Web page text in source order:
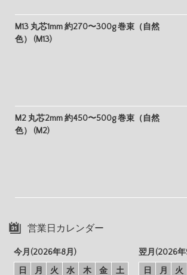
M13 丸芯1mm 約270〜300g 巻束（自然
色） (M13)
M2 丸芯2mm 約450〜500g 巻束（自然
色） (M2)
営業日カレンダー
今月(2026年8月)
日
月 火 水 木 金
土
翌月(2026
日
月 火